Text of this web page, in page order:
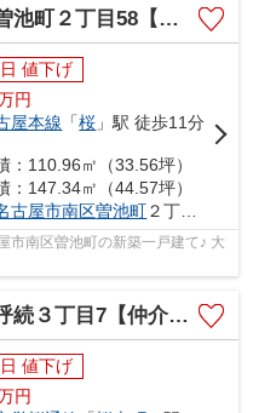
介手数料無料】新築一戸建て 1号棟
値下げ
円
屋本線 「桜 」駅 徒歩11分
：110.96㎡（33.56坪）
：147.34㎡（44.57坪）
古屋市南区曽池町２丁目58
区曽池町の新築一戸建て♪ 大
介手数料無料】新築一戸建て 1号棟
値下げ
円